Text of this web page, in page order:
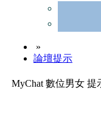
»
論壇提示
MyChat 數位男女 提